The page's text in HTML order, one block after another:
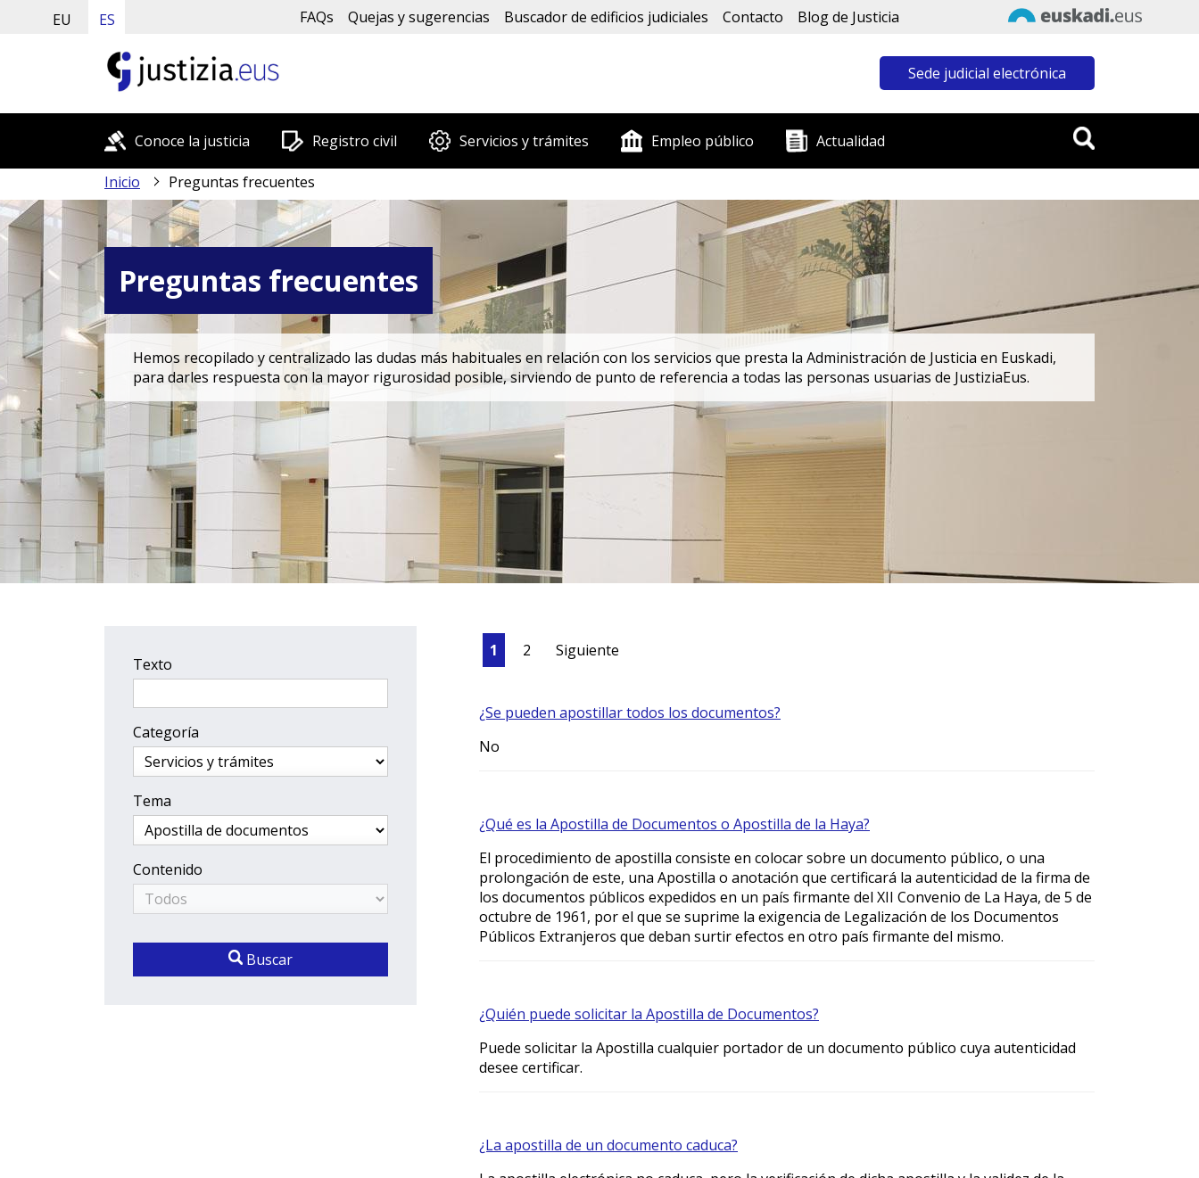
EU ES FAQs Quejas y sugerencias Buscador de edificios judiciales Contacto Blog de Justicia
Sede judicial electrónica
Conoce la justicia Registro civil Servicios y trámites Empleo público Actualidad
Inicio Preguntas frecuentes
Preguntas frecuentes
Hemos recopilado y centralizado las dudas más habituales en relación con los servicios que presta la Administración de Justicia en Euskadi,
para darles respuesta con la mayor rigurosidad posible, sirviendo de punto de referencia a todas las personas usuarias de JustiziaEus.
Texto
Categoría
Tema
Contenido
Buscar
1 2 Siguiente
¿Se pueden apostillar todos los documentos?
No
¿Qué es la Apostilla de Documentos o Apostilla de la Haya?
El procedimiento de apostilla consiste en colocar sobre un documento público, o una
prolongación de este, una Apostilla o anotación que certificará la autenticidad de la firma de
los documentos públicos expedidos en un país firmante del XII Convenio de La Haya, de 5 de
octubre de 1961, por el que se suprime la exigencia de Legalización de los Documentos
Públicos Extranjeros que deban surtir efectos en otro país firmante del mismo.
¿Quién puede solicitar la Apostilla de Documentos?
Puede solicitar la Apostilla cualquier portador de un documento público cuya autenticidad
desee certificar.
¿La apostilla de un documento caduca?